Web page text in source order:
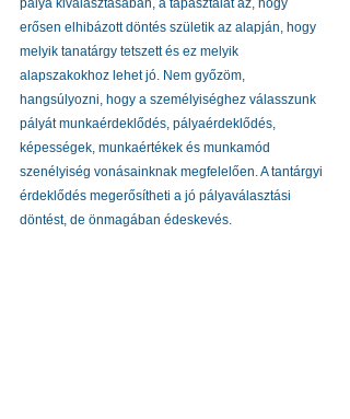
pálya kiválasztásában, a tapasztalat az, hogy
erősen elhibázott döntés születik az alapján, hogy
melyik tanatárgy tetszett és ez melyik
alapszakokhoz lehet jó. Nem győzöm,
hangsúlyozni, hogy a személyiséghez válasszunk
pályát munkaérdeklődés, pályaérdeklődés,
képességek, munkaértékek és munkamód
szenélyiség vonásainknak megfelelően. A tantárgyi
érdeklődés megerősítheti a jó pályaválasztási
döntést, de önmagában édeskevés.